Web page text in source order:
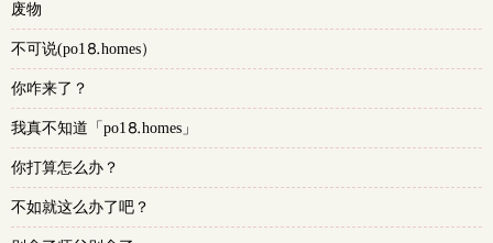
废物
不可说(po1⒏homes）
你咋来了？
我真不知道「po1⒏homes」
你打算怎么办？
不如就这么办了吧？